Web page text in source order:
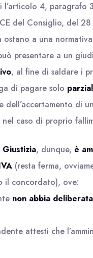
l’articolo 4,
del Consiglio, del 28
a una
presentare a un
, al fine di saldare i
di pagare solo
dell’accertamento di
caso di proprio
, dunque, è
(resta ferma,
il concordato), ove:
non abbia
attesti che